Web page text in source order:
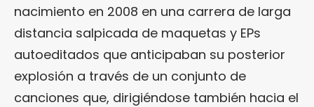
nacimiento en 2008 en una carrera de larga
distancia salpicada de maquetas y EPs
autoeditados que anticipaban su posterior
explosión a través de un conjunto de
canciones que, dirigiéndose también hacia el